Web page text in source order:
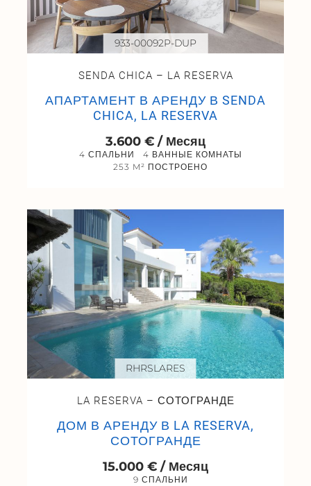
SENDA CHICA – LA RESERVA
АПАРТАМЕНТ В АРЕНДУ В SENDA
CHICA, LA RESERVA
3.600 € / Месяц
4 СПАЛЬНИ
4 ВАННЫЕ КОМНАТЫ
253 M² ПОСТРОЕНО
933-00092P-DUP
LA RESERVA – СОТОГРАНДЕ
ДОМ В АРЕНДУ В LA RESERVA,
СОТОГРАНДЕ
15.000 € / Месяц
9 СПАЛЬНИ
RHRSLARES